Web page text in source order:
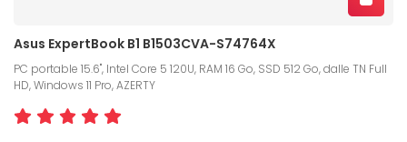
Asus ExpertBook B1 B1503CVA-S74764X
PC portable 15.6", Intel Core 5 120U, RAM 16 Go, SSD 512 Go, dalle TN Full
HD, Windows 11 Pro, AZERTY